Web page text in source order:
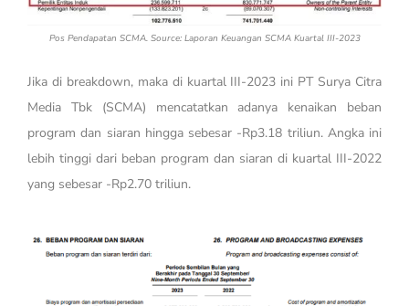
Pos Pendapatan SCMA. Source: Laporan Keuangan SCMA Kuartal III-2023
Jika di breakdown, maka di kuartal III-2023 ini PT Surya Citra
Media Tbk (SCMA) mencatatkan adanya kenaikan beban
program dan siaran hingga sebesar -Rp3.18 triliun. Angka ini
lebih tinggi dari beban program dan siaran di kuartal III-2022
yang sebesar -Rp2.70 triliun.